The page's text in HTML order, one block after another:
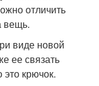
отличить
вещь.
виде новой
ее связать
крючок.